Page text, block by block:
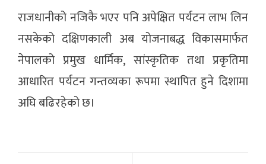
राजधानीको नजिकै भएर पनि अपेक्षित पर्यटन लाभ लिन
नसकेको दक्षिणकाली अब योजनाबद्ध विकासमार्फत
नेपालको प्रमुख धार्मिक, सांस्कृतिक तथा प्रकृतिमा
आधारित पर्यटन गन्तव्यका रूपमा स्थापित हुने दिशामा
अघि बढिरहेको छ।